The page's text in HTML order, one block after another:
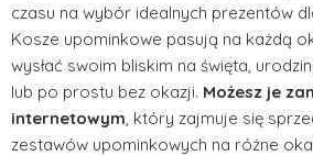
czasu na wybór idealnych prezentów
Kosze upominkowe pasują na każdą
wysłać swoim bliskim na święta,
lub po prostu bez okazji. Możesz je
internetowym, który zajmuje się
zestawów upominkowych na różne